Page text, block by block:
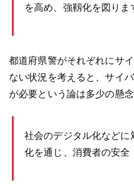
を高め、強靱化を図りま
都道府県警がそれぞれにサ
ない状況を考えると、サイ
が必要という論は多少の懸
社会のデジタル化など
化を通じ、消費者の安全